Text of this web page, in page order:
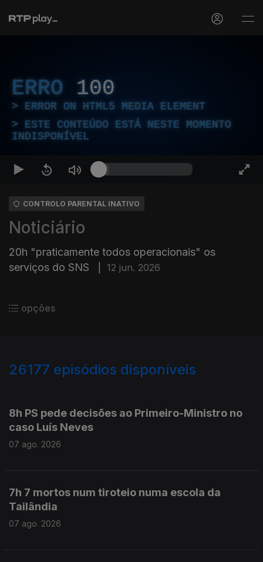
ERRO 100
ERROR ON HTML5 MEDIA ELEMENT
ESTE CONTEÚDO ESTÁ NESTE MOMENTO
INDISPONÍVEL
CONTROLO PARENTAL INATIVO
Noticiário
20h "praticamente todos operacionais" os
serviços do SNS
12 jun. 2026
opções
26177 episódios disponíveis
8h PS pede decisões ao Primeiro-Ministro no
caso Luís Neves
07 ago. 2026
7h 7 mortos num tiroteio numa escola da
Tailândia
07 ago. 2026